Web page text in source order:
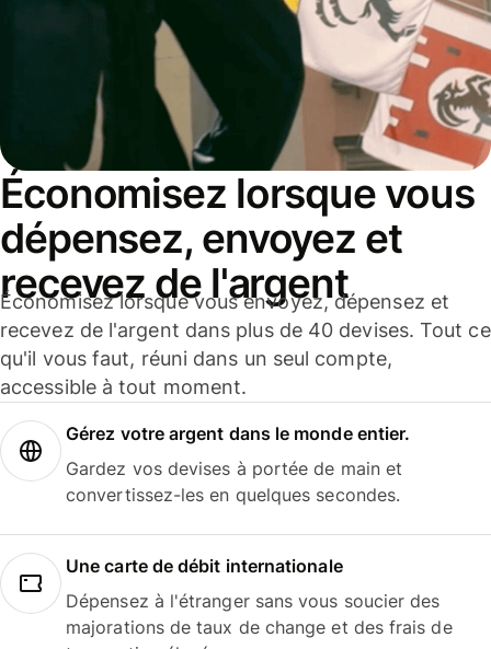
Économisez lorsque vous
dépensez, envoyez et
recevez de l'argent
Économisez lorsque vous envoyez, dépensez et
recevez de l'argent dans plus de 40 devises. Tout ce
qu'il vous faut, réuni dans un seul compte,
accessible à tout moment.
Gérez votre argent dans le monde entier.
Gardez vos devises à portée de main et
convertissez-les en quelques secondes.
Une carte de débit internationale
Dépensez à l'étranger sans vous soucier des
majorations de taux de change et des frais de